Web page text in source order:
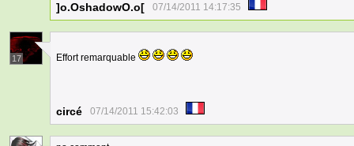
]o.OshadowO.o[ 07/14/2011 14:17:35
17 Effort remarquable
circé 07/14/2011 15:42:03